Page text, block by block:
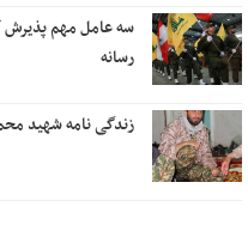
سه عامل مهم پذیرش
رسانه
زندگی نامه شهید